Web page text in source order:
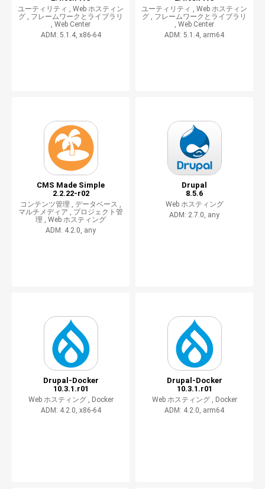
ユーティリティ , Web ホスティン
グ , フレームワークとライブラリ
Web Center
ADM: 5.1.4, x86-64
ユーティリティ , Web ホスティン
グ , フレームワークとライブラリ
Web Center
ADM: 5.1.4, arm64
CMS Made Simple
2.2.22-r02
コンテンツ管理 , データベース ,
マルチメディア , プロジェクト管
理 , Web ホスティング
ADM: 4.2.0, any
Drupal
8.5.6
Web ホスティング
ADM: 2.7.0, any
Drupal-Docker
10.3.1.r01
Web ホスティング ,
Docker
ADM: 4.2.0, x86-64
Drupal-Docker
10.3.1.r01
Web ホスティング ,
Docker
ADM: 4.2.0, arm64